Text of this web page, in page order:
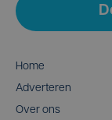
Home
Adverteren
Over ons